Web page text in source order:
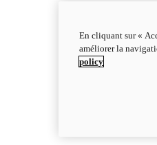
En cliquant sur «
améliorer la
policy